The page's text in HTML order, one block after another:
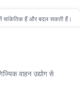
सांकेतिक हैं और बदल सकती हैं।
वाहन उद्योग से